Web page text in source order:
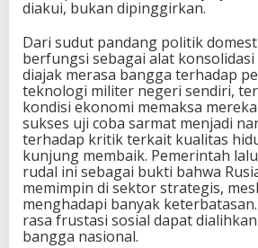
diakui, bukan dipinggirkan.
Dari sudut pandang politik
berfungsi sebagai alat
diajak merasa bangga terhadap
teknologi militer negeri sendiri,
kondisi ekonomi memaksa
sukses uji coba sarmat menjadi
terhadap kritik terkait kualitas
kunjung membaik. Pemerintah
rudal ini sebagai bukti bahwa
memimpin di sektor strategis,
menghadapi banyak
rasa frustasi sosial dapat
bangga nasional.